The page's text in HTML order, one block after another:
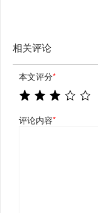
相关评论
本文评分*
评论内容*